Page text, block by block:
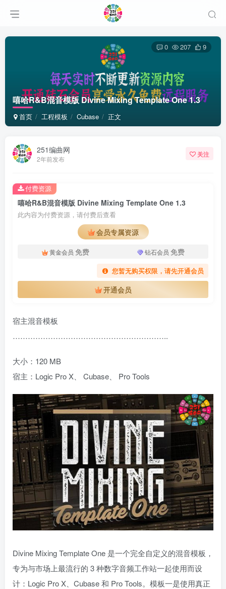
嘻哈R&B混音模版 Divine Mixing Template One 1.3
首页 工程模板 Cubase 正文
0 207 9
251编曲网
2年前发布
关注
嘻哈R&B混音模版 Divine Mixing Template One 1.3
此内容为付费资源，请付费后查看
会员专属资源
黄金会员 免费 钻石会员 免费
您暂无购买权限，请先开通会员
开通会员
付费资源
宿主混音模板
……………………………………………………..
大小：120 MB
宿主：Logic Pro X、 Cubase、 Pro Tools
Divine Mixing Template One 是一个完全自定义的混音模板，
专为与市场上最流行的 3 种数字音频工作站一起使用而设
计：Logic Pro X、Cubase 和 Pro Tools。模板一是使用真正